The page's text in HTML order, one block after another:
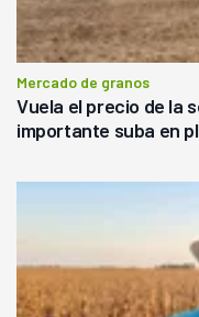
Mercado de granos
Vuela el precio de la
importante suba en